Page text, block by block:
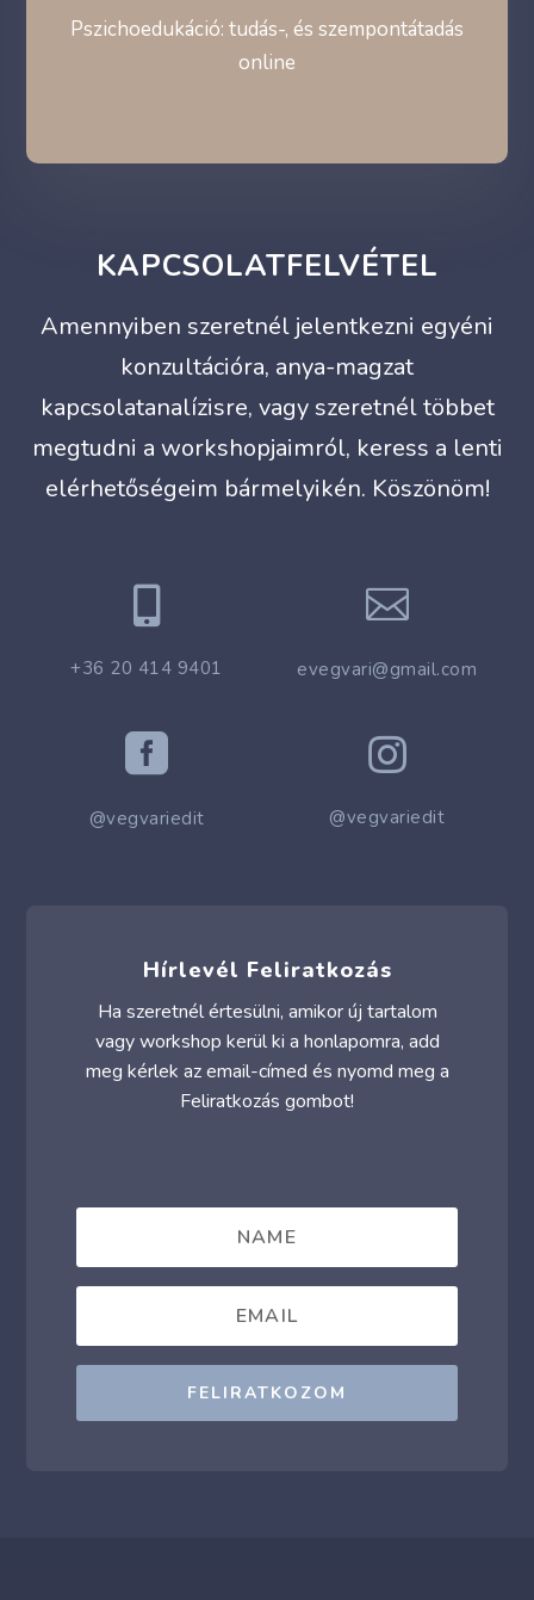
Pszichoedukáció: tudás-, és szempontátadás
online
KAPCSOLATFELVÉTEL
Amennyiben szeretnél jelentkezni egyéni
konzultációra, anya-magzat
kapcsolatanalízisre, vagy szeretnél többet
megtudni a workshopjaimról, keress a lenti
elérhetőségeim bármelyikén. Köszönöm!

+36 20 414 9401

evegvari@gmail.com

@vegvariedit

@vegvariedit
Hírlevél Feliratkozás
Ha szeretnél értesülni, amikor új tartalom
vagy workshop kerül ki a honlapomra, add
meg kérlek az email-címed és nyomd meg a
Feliratkozás gombot!
FELIRATKOZOM